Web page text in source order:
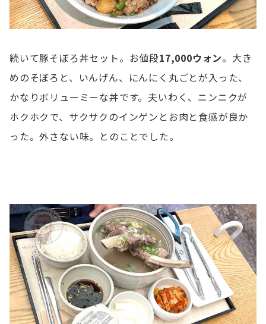
続いて豚そぼろ丼セット。お値段17,000ウォン。大き
めのそぼろと、いんげん、にんにく丸ごとが入った、
かなりボリューミーな丼です。夫いわく、ニンニクが
ホクホクで、サクサクのインゲンとお肉と食感が良か
った。外さない味。とのことでした。